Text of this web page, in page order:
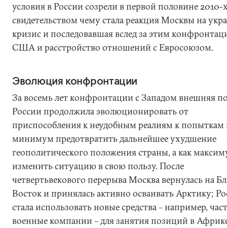
условия в России созрели в первой половине 2010-
свидетельством чему стала реакция Москвы на
кризис и последовавшая вслед за этим
США и расстройство отношений с Евросоюзом.
Эволюция конфронтации
За восемь лет конфронтации с Западом внешняя
России продолжила эволюционировать от
приспособления к неудобным реалиям к попыткам
минимум предотвратить дальнейшее ухудшение
геополитического положения страны, а как
изменить ситуацию в свою пользу. После
четвертьвекового перерыва Москва вернулась на
Восток и принялась активно осваивать Арктику;
стала использовать новые средства – например,
военные компании – для занятия позиций в